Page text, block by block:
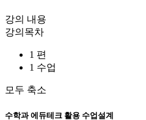
강의 내용
강의목차
1 편
1 수업
모두 축소
수학과 에듀테크 활용 수업설계